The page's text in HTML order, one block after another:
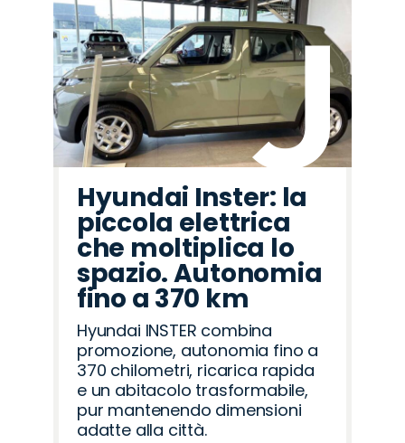
Hyundai Inster: la
piccola elettrica
che moltiplica lo
spazio. Autonomia
fino a 370 km
Hyundai INSTER combina
promozione, autonomia fino a
370 chilometri, ricarica rapida
e un abitacolo trasformabile,
pur mantenendo dimensioni
adatte alla città.